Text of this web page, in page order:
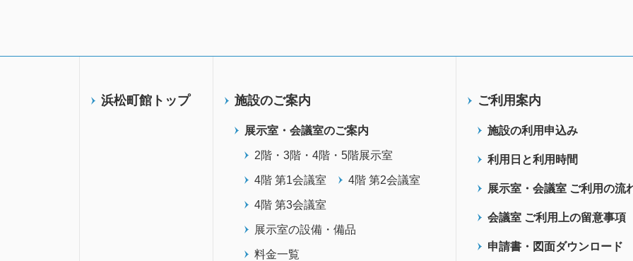
浜松町館トップ 施設のご案内
展示室・会議室のご案内
2階・3階・4階・5階展示室
4階 第1会議室 4階 第2会議室
4階 第3会議室
展示室の設備・備品
料金一覧
ご利用案内
施設の利用申込み
利用日と利用時間
展示室・会議室 ご利用の流
会議室 ご利用上の留意事項
申請書・図面ダウンロード